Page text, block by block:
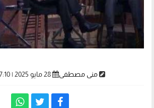
منى مصطفى